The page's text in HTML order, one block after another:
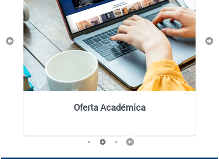
Oferta Académica
Previous